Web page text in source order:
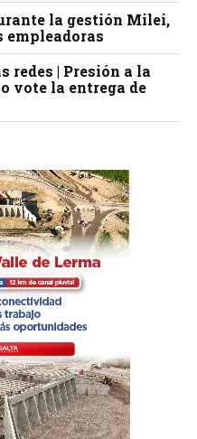
la gestión Milei,
empleadoras
redes | Presión a la
vote la entrega de